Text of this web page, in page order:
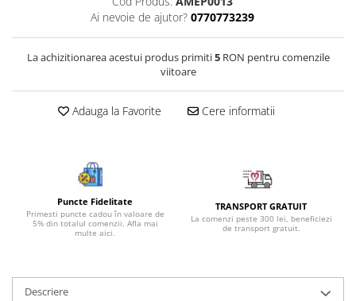
Bijuterii opal
Bijuterii peridot
Bijuterii perle
Bijuterii piatra lunii
Bijuterii rodocrozit
Bijuterii rubin
Bijuterii safir
Bijuterii sidef si abalone
Bijuterii sodalit
Ai nevoie de ajutor? 0770773239
La achizitionarea acestui produs primiti5RON pentru comenzile
viitoare
Adauga la Favorite Cere informatii
Puncte Fidelitate
Primesti puncte cadou în valoare de
5% din totalul comenzii. Afla mai
multe aici.
TRANSPORT GRATUIT
La comenzi peste 300 lei, beneficiezi
de transport gratuit.
Descriere